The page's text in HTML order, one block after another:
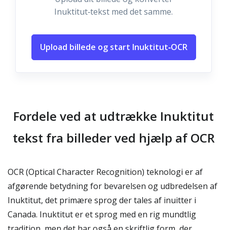
Inuktitut‑tekst med det samme.
Upload billede og start Inuktitut‑OCR
Fordele ved at udtrække Inuktitut
tekst fra billeder ved hjælp af OCR
OCR (Optical Character Recognition) teknologi er af
afgørende betydning for bevarelsen og udbredelsen af
Inuktitut, det primære sprog der tales af inuitter i
Canada. Inuktitut er et sprog med en rig mundtlig